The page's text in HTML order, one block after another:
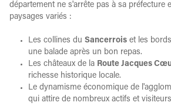
département ne s'arrête pas à sa préfecture
paysages variés :
Les collines du Sancerrois et les
une balade après un bon repas.
Les châteaux de la Route Jacques
richesse historique locale.
Le dynamisme économique de
qui attire de nombreux actifs et